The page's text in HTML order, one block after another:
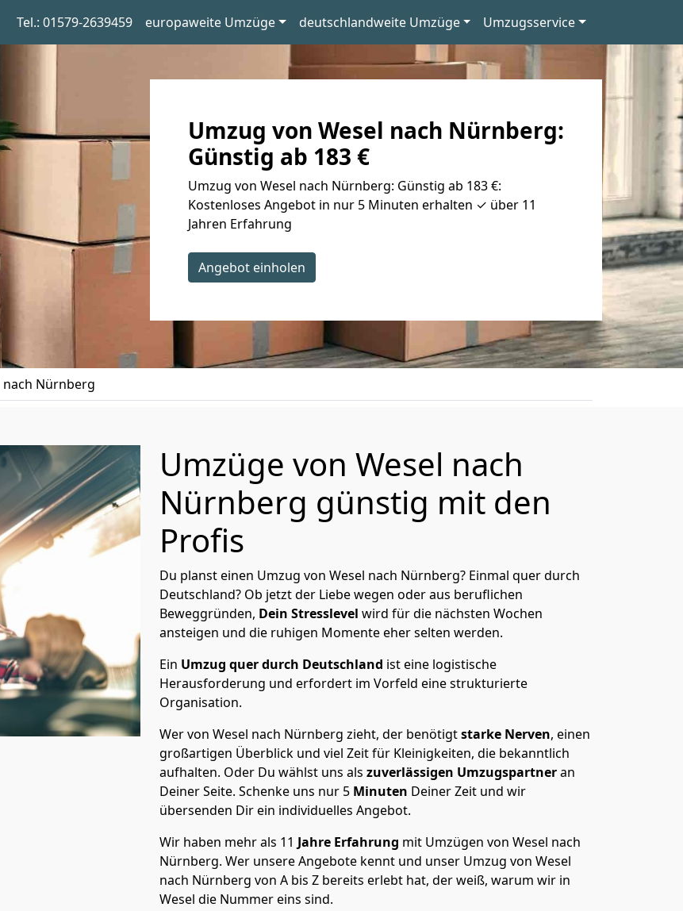
Tel.: 01579-2639459 europaweite Umzüge deutschlandweite Umzüge Umzugsservice
Umzug von Wesel nach Nürnberg:
Günstig ab 183 €
Umzug von Wesel nach Nürnberg: Günstig ab 183 €:
Kostenloses Angebot in nur 5 Minuten erhalten ✓ über 11
Jahren Erfahrung
Angebot einholen
nach Nürnberg
Umzüge von Wesel nach
Nürnberg günstig mit den
Profis
Du planst einen Umzug von Wesel nach Nürnberg? Einmal quer durch
Deutschland? Ob jetzt der Liebe wegen oder aus beruflichen
Beweggründen, Dein Stresslevel wird für die nächsten Wochen
ansteigen und die ruhigen Momente eher selten werden.
Ein Umzug quer durch Deutschland ist eine logistische
Herausforderung und erfordert im Vorfeld eine strukturierte
Organisation.
Wer von Wesel nach Nürnberg zieht, der benötigtstarke Nerven, einen
großartigen Überblick und viel Zeit für Kleinigkeiten, die bekanntlich
aufhalten. Oder Du wählst uns als zuverlässigen Umzugspartneran
Deiner Seite. Schenke uns nur 5 Minuten Deiner Zeit und wir
übersenden Dir ein individuelles Angebot.
Wir haben mehr als 11 Jahre Erfahrung mit Umzügen von Wesel nach
Nürnberg. Wer unsere Angebote kennt und unser Umzug von Wesel
nach Nürnberg von A bis Z bereits erlebt hat, der weiß, warum wir in
Wesel die Nummer eins sind.